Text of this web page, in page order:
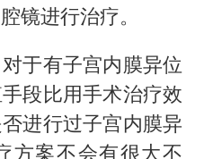
镜进行治疗。
于有子宫内膜异位
段比用手术治疗效
进行过子宫内膜异
方案不会有很大不